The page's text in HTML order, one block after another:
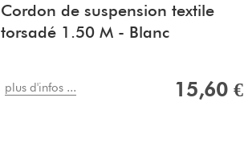
Cordon de suspension textile
torsadé 1.50 M - Blanc
plus d'infos ... 15,60 €